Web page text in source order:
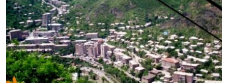
Հայերեն
English
Русский
Все сайты Радио Азатутюн